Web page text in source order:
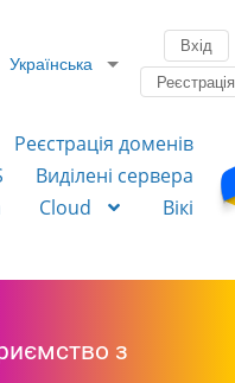
Українська
Вхід
Реєстрація
Реєстрація доменів
Виділені сервера
Cloud
Вікі
з